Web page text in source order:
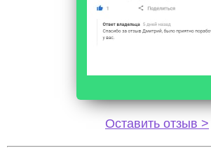
Оставить отзыв >